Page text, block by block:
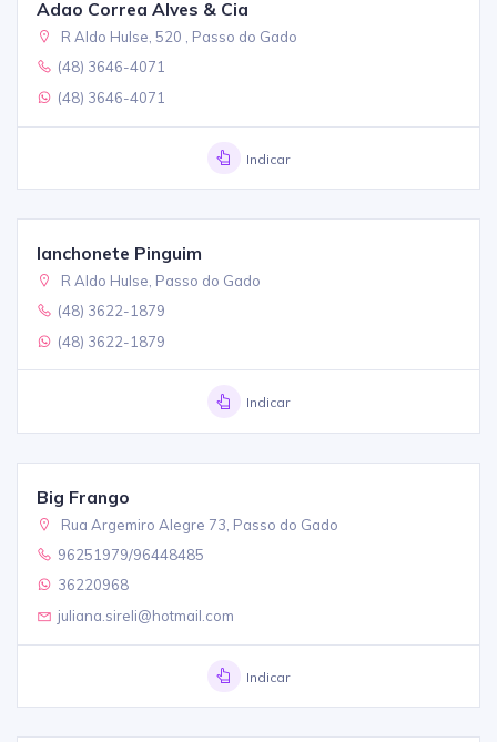
Adao Correa Alves & Cia
R Aldo Hulse, 520 , Passo do Gado
(48) 3646-4071
(48) 3646-4071
Indicar
lanchonete Pinguim
R Aldo Hulse, Passo do Gado
(48) 3622-1879
(48) 3622-1879
Indicar
Big Frango
Rua Argemiro Alegre 73, Passo do Gado
96251979/96448485
36220968
juliana.sireli@hotmail.com
Indicar